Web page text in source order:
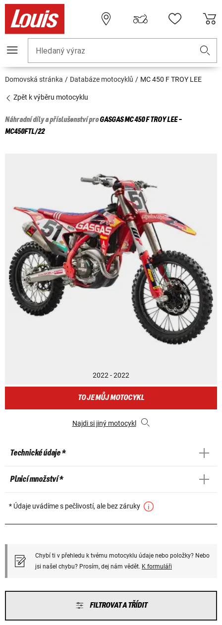
Hledaný výraz
Domovská stránka Databáze motocyklů MC 450 F TROY LEE
Zpět k výběru motocyklu
Náhradní díly a příslušenství proGASGASMC 450 F TROY LEE -
MC450FTL/22
2022 - 2022
TO JE MŮJ MOTOCYKL
Najdi si jiný motocykl
Technické údaje *
Plnicí množství *
* Údaje uvádíme s pečlivostí, ale bez záruky
Chybí ti v přehledu k tvému motocyklu údaje nebo položky? Nebo
jsi našel chybu? Prosím, dej nám vědět. K formuláři
FILTROVAT A TŘÍDIT